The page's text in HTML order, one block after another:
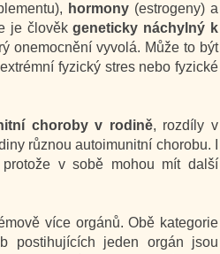
hormony (estrogeny) a
je člověkgeneticky náchylný k
onemocnění vyvolá. Může to být
fyzický stres nebo fyzické
choroby v rodině, rozdíly v
různou autoimunitní chorobu. I
v sobě mohou mít další
více orgánů. Obě kategorie
postihujících jeden orgán jsou